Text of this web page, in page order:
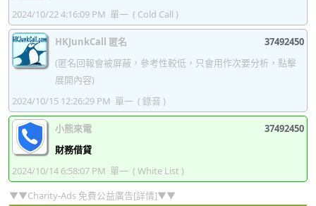
2024/10/22 4:16:09 PM 單一 ( Cold Call )
HKJunkCall 匿名
37492450
(匿名回報會被屏蔽，參考性較低，只會用作次要分析，點擊
展開內容)
2024/10/15 12:26:29 PM 單一 ( 錄音 )
小熊來電
37492450
財務借貸
2024/10/14 6:58:07 PM 單一 ( White List )
▼▼Charity-Ads 免費公益廣告[詳情]▼▼